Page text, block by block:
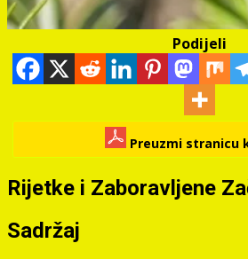
Podijeli
Preuzmi stranicu
Rijetke i Zaboravljene
Sadržaj